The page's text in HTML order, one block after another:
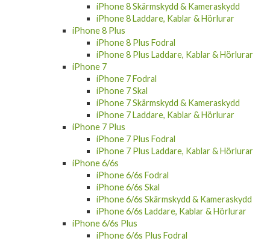
iPhone 8 Skärmskydd & Kameraskydd
iPhone 8 Laddare, Kablar & Hörlurar
iPhone 8 Plus
iPhone 8 Plus Fodral
iPhone 8 Plus Laddare, Kablar & Hörlurar
iPhone 7
iPhone 7 Fodral
iPhone 7 Skal
iPhone 7 Skärmskydd & Kameraskydd
iPhone 7 Laddare, Kablar & Hörlurar
iPhone 7 Plus
iPhone 7 Plus Fodral
iPhone 7 Plus Laddare, Kablar & Hörlurar
iPhone 6/6s
iPhone 6/6s Fodral
iPhone 6/6s Skal
iPhone 6/6s Skärmskydd & Kameraskydd
iPhone 6/6s Laddare, Kablar & Hörlurar
iPhone 6/6s Plus
iPhone 6/6s Plus Fodral